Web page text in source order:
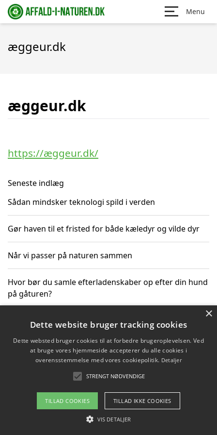
Menu
æggeur.dk
æggeur.dk
https://æggeur.dk/
Seneste indlæg
Sådan mindsker teknologi spild i verden
Gør haven til et fristed for både kæledyr og vilde dyr
Når vi passer på naturen sammen
Hvor bør du samle efterladenskaber op efter din hund
på gåturen?
Sådan rydder du effektivt op efter et stort event
Copyright 2026 - Pilanto Aps
Om / kontakt
Blog Betingelser
×
Dette website bruger tracking cookies
Dette websted bruger cookies til at forbedre brugeroplevelsen. Ved
at bruge vores hjemmeside accepterer du alle cookies i
overensstemmelse med vores cookiepolitik. Detaljer
STRENGT NØDVENDIGE
TILLAD COOKIES TILLAD IKKE COOKIES
VIS DETALJER